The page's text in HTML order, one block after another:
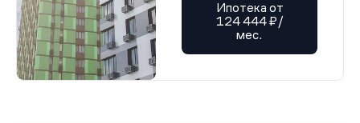
Ипотека от
124 444 ₽/
мес.